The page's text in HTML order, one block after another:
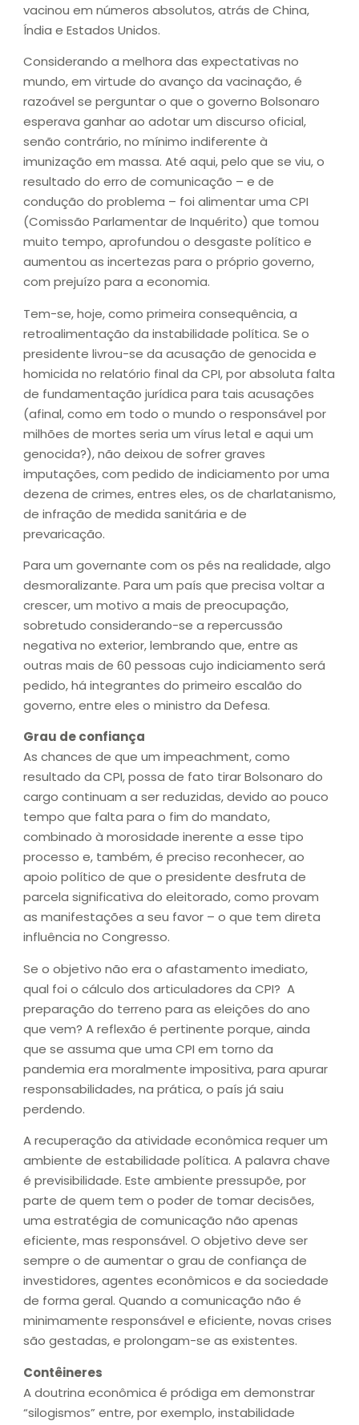
vacinou em números absolutos, atrás de China,
Índia e Estados Unidos.
Considerando a melhora das expectativas no
mundo, em virtude do avanço da vacinação, é
razoável se perguntar o que o governo Bolsonaro
esperava ganhar ao adotar um discurso oficial,
senão contrário, no mínimo indiferente à
imunização em massa. Até aqui, pelo que se viu, o
resultado do erro de comunicação – e de
condução do problema – foi alimentar uma CPI
(Comissão Parlamentar de Inquérito) que tomou
muito tempo, aprofundou o desgaste político e
aumentou as incertezas para o próprio governo,
com prejuízo para a economia.
Tem-se, hoje, como primeira consequência, a
retroalimentação da instabilidade política. Se o
presidente livrou-se da acusação de genocida e
homicida no relatório final da CPI, por absoluta falta
de fundamentação jurídica para tais acusações
(afinal, como em todo o mundo o responsável por
milhões de mortes seria um vírus letal e aqui um
genocida?), não deixou de sofrer graves
imputações, com pedido de indiciamento por uma
dezena de crimes, entres eles, os de charlatanismo,
de infração de medida sanitária e de
prevaricação.
Para um governante com os pés na realidade, algo
desmoralizante. Para um país que precisa voltar a
crescer, um motivo a mais de preocupação,
sobretudo considerando-se a repercussão
negativa no exterior, lembrando que, entre as
outras mais de 60 pessoas cujo indiciamento será
pedido, há integrantes do primeiro escalão do
governo, entre eles o ministro da Defesa.
Grau de confiança
As chances de que um impeachment, como
resultado da CPI, possa de fato tirar Bolsonaro do
cargo continuam a ser reduzidas, devido ao pouco
tempo que falta para o fim do mandato,
combinado à morosidade inerente a esse tipo
processo e, também, é preciso reconhecer, ao
apoio político de que o presidente desfruta de
parcela significativa do eleitorado, como provam
as manifestações a seu favor – o que tem direta
influência no Congresso.
Se o objetivo não era o afastamento imediato,
qual foi o cálculo dos articuladores da CPI? A
preparação do terreno para as eleições do ano
que vem? A reflexão é pertinente porque, ainda
que se assuma que uma CPI em torno da
pandemia era moralmente impositiva, para apurar
responsabilidades, na prática, o país já saiu
perdendo.
A recuperação da atividade econômica requer um
ambiente de estabilidade política. A palavra chave
é previsibilidade. Este ambiente pressupõe, por
parte de quem tem o poder de tomar decisões,
uma estratégia de comunicação não apenas
eficiente, mas responsável. O objetivo deve ser
sempre o de aumentar o grau de confiança de
investidores, agentes econômicos e da sociedade
de forma geral. Quando a comunicação não é
minimamente responsável e eficiente, novas crises
são gestadas, e prolongam-se as existentes.
Contêineres
A doutrina econômica é pródiga em demonstrar
“silogismos” entre, por exemplo, instabilidade